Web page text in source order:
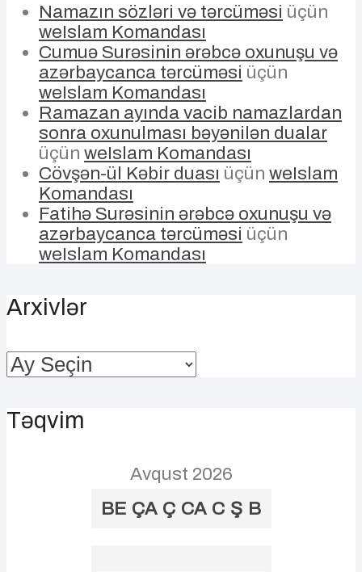
Namazın sözləri və tərcüməsi üçün
weIslam Komandası
Cumuə Surəsinin ərəbcə oxunuşu və
azərbaycanca tərcüməsi üçün
weIslam Komandası
Ramazan ayında vacib namazlardan
sonra oxunulması bəyənilən dualar
üçün weIslam Komandası
Cövşən-ül Kəbir duası üçün weIslam
Komandası
Fatihə Surəsinin ərəbcə oxunuşu və
azərbaycanca tərcüməsi üçün
weIslam Komandası
Arxivlər
Arxivlər
Təqvim
Avqust 2026
BE ÇA Ç CA C Ş B